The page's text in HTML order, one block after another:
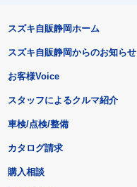
スズキ自販静岡ホーム
スズキ自販静岡からのお知らせ
お客様Voice
スタッフによるクルマ紹介
車検/点検/整備
カタログ請求
購入相談